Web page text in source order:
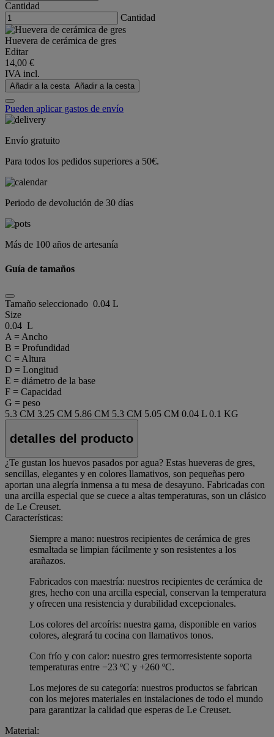
Cantidad
Cantidad
Huevera de cerámica de gres
Editar
14,00 €
IVA incl.
Añadir a la cesta Añadir a la cesta
Pueden aplicar gastos de envío
Envío gratuito
Para todos los pedidos superiores a 50€.
Periodo de devolución de 30 días
Más de 100 años de artesanía
Guía de tamaños
Tamaño seleccionado 0.04 L
Size
0.04 L
A = Ancho
B = Profundidad
C = Altura
D = Longitud
E = diámetro de la base
F = Capacidad
G = peso
5.3 CM 3.25 CM 5.86 CM 5.3 CM 5.05 CM 0.04 L 0.1 KG
detalles del producto
¿Te gustan los huevos pasados por agua? Estas hueveras de gres,
sencillas, elegantes y en colores llamativos, son pequeñas pero
aportan una alegría inmensa a tu mesa de desayuno. Fabricadas con
una arcilla especial que se cuece a altas temperaturas, son un clásico
de Le Creuset.
Características:
Siempre a mano: nuestros recipientes de cerámica de gres
esmaltada se limpian fácilmente y son resistentes a los
arañazos.
Fabricados con maestría: nuestros recipientes de cerámica de
gres, hecho con una arcilla especial, conservan la temperatura
y ofrecen una resistencia y durabilidad excepcionales.
Los colores del arcoíris: nuestra gama, disponible en varios
colores, alegrará tu cocina con llamativos tonos.
Con frío y con calor: nuestro gres termorresistente soporta
temperaturas entre −23 ºC y +260 ºC.
Los mejores de su categoría: nuestros productos se fabrican
con los mejores materiales en instalaciones de todo el mundo
para garantizar la calidad que esperas de Le Creuset.
Material: